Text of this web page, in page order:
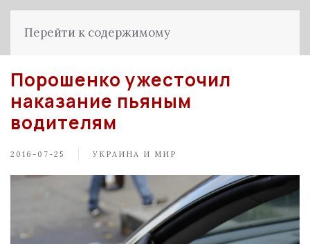
Перейти к содержимому
Порошенко ужесточил
наказание пьяным
водителям
2016-07-25 УКРАИНА И МИР